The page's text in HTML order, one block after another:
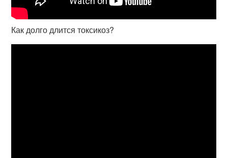
Как долго длится токсикоз?